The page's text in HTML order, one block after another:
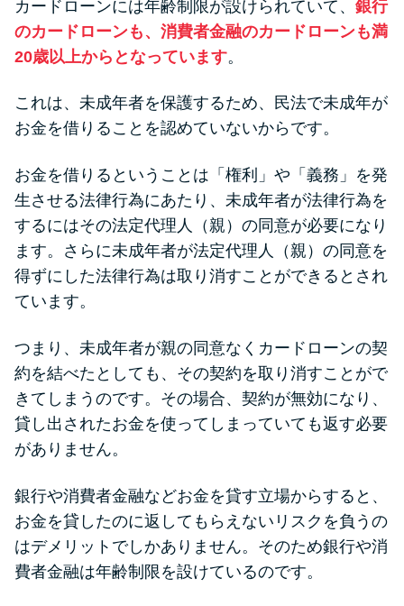
家賃払えないが強制退去は避け
たい…市役所に相談より賢い方
法2選
に悩む人へ街金をおすすめしな
い理由
質屋でお金を借りるには？年利
やシステムをカードローンと比
未成年でもお金を借りられる？
学生がお金を借りる方法があ
る？
へのバレにくさや将来への影響
を解説
ソフト闇金とは？悪質な手口に
カードローンには年齢制限が設けられていて、 銀行
のカードローンも、消費者金融のカードローンも満
20歳以上からとなっています。
これは、未成年者を保護するため、民法で未成年が
お金を借りることを認めていないからです。
お金を借りるということは「権利」や「義務」を発
生させる法律行為にあたり、未成年者が法律行為を
するにはその法定代理人（親）の同意が必要になり
ます。さらに未成年者が法定代理人（親）の同意を
得ずにした法律行為は取り消すことができるとされ
ています。
つまり、未成年者が親の同意なくカードローンの契
約を結べたとしても、その契約を取り消すことがで
きてしまうのです。その場合、契約が無効になり、
貸し出されたお金を使ってしまっていても返す必要
がありません。
銀行や消費者金融などお金を貸す立場からすると、
お金を貸したのに返してもらえないリスクを負うの
はデメリットでしかありません。そのため銀行や消
費者金融は年齢制限を設けているのです。